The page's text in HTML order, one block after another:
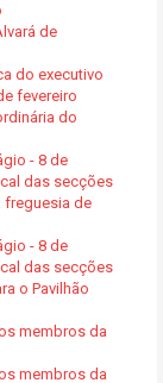
de
do executivo
fevereiro
do
- 8 de
das secções
freguesia de
- 8 de
das secções
o Pavilhão
membros da
membros da